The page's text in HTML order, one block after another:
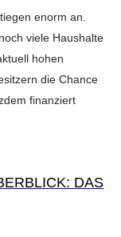
enorm an.
viele Haushalte
hohen
die Chance
finanziert
DAS